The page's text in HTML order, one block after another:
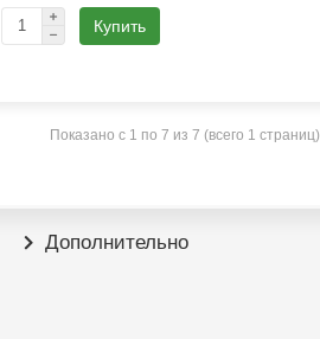
Купить
Показано с 1 по 7 из 7 (всего 1 страниц)
Дополнительно